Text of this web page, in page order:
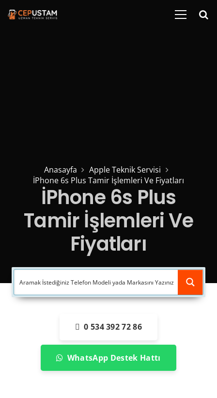
Anasayfa
Apple Teknik Servisi
İPhone 6s Plus Tamir İşlemleri Ve Fiyatları
İPhone 6s Plus
Tamir İşlemleri Ve
Fiyatları
0 534 392 72 86
WhatsApp Destek Hattı